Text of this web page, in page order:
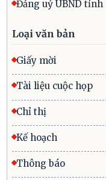
Đảng uỷ UBND tỉnh
Loại văn bản
Giấy mời
Tài liệu cuộc họp
Chỉ thị
Kế hoạch
Thông báo